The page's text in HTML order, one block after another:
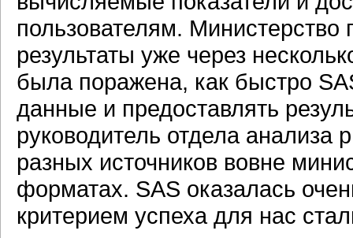
пользователям. Министерство
результаты уже через
была поражена, как быстро
данные и предоставлять
руководитель отдела
разных источников вовне
форматах. SAS оказалась
критерием успеха для нас